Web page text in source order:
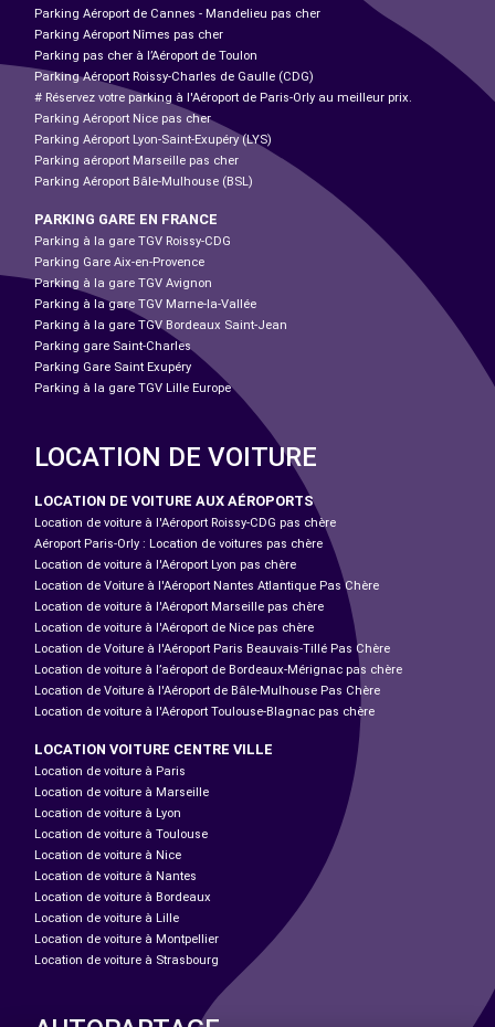
Parking Aéroport de Cannes - Mandelieu pas cher
Parking Aéroport Nîmes pas cher
Parking pas cher à l’Aéroport de Toulon
Parking Aéroport Roissy-Charles de Gaulle (CDG)
# Réservez votre parking à l'Aéroport de Paris-Orly au meilleur prix.
Parking Aéroport Nice pas cher
Parking Aéroport Lyon-Saint-Exupéry (LYS)
Parking aéroport Marseille pas cher
Parking Aéroport Bâle-Mulhouse (BSL)
PARKING GARE EN FRANCE
Parking à la gare TGV Roissy-CDG
Parking Gare Aix-en-Provence
Parking à la gare TGV Avignon
Parking à la gare TGV Marne-la-Vallée
Parking à la gare TGV Bordeaux Saint-Jean
Parking gare Saint-Charles
Parking Gare Saint Exupéry
Parking à la gare TGV Lille Europe
LOCATION DE VOITURE
LOCATION DE VOITURE AUX AÉROPORTS
Location de voiture à l'Aéroport Roissy-CDG pas chère
Aéroport Paris-Orly : Location de voitures pas chère
Location de voiture à l'Aéroport Lyon pas chère
Location de Voiture à l'Aéroport Nantes Atlantique Pas Chère
Location de voiture à l'Aéroport Marseille pas chère
Location de voiture à l'Aéroport de Nice pas chère
Location de Voiture à l'Aéroport Paris Beauvais-Tillé Pas Chère
Location de voiture à l’aéroport de Bordeaux-Mérignac pas chère
Location de Voiture à l'Aéroport de Bâle-Mulhouse Pas Chère
Location de voiture à l'Aéroport Toulouse-Blagnac pas chère
LOCATION VOITURE CENTRE VILLE
Location de voiture à Paris
Location de voiture à Marseille
Location de voiture à Lyon
Location de voiture à Toulouse
Location de voiture à Nice
Location de voiture à Nantes
Location de voiture à Bordeaux
Location de voiture à Lille
Location de voiture à Montpellier
Location de voiture à Strasbourg